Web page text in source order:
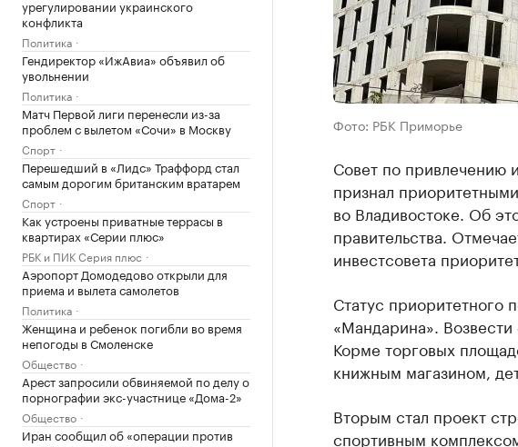
урегулировании украинского
конфликта
Политика
Гендиректор «ИжАвиа» объявил об
увольнении
Политика
Матч Первой лиги перенесли из-за
проблем с вылетом «Сочи» в Москву
Спорт
Перешедший в «Лидс» Траффорд стал
самым дорогим британским вратарем
Спорт
Как устроены приватные террасы в
квартирах «Серии плюс»
РБК и ПИК Серия плюс
Аэропорт Домодедово открыли для
приема и вылета самолетов
Политика
Женщина и ребенок погибли во время
непогоды в Смоленске
Общество
Арест запросили обвиняемой по делу о
порнографии экс-участнице «Дома-2»
Общество
Иран сообщил об «операции против
Фото: РБК Приморье
Совет по привлечению
признал
во Владивостоке. Об
правительства.
инвестсовета
Статус приоритетного
«Мандарина». Возвести
Корме торговых
книжным магазином,
Вторым стал проект
спортивным